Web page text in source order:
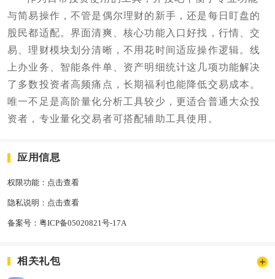
与简易操作，不管是偶尔理财的新手，还是每日盯盘的
股民都适配。界面清爽、核心功能入口好找，行情、交
易、理财模块划分清晰，不用花时间适应操作逻辑。线
上办业务、智能条件单、资产明细统计这几项功能解决
了多数投资者高频痛点，长期福利也能降低交易成本。
唯一不足是高阶量化分析工具较少，更适合普通大众投
资者，专业量化交易者可搭配辅助工具使用。
应用信息
权限功能： 点击查看
隐私说明： 点击查看
备案号： 粤ICP备05020821号-17A
相关礼包